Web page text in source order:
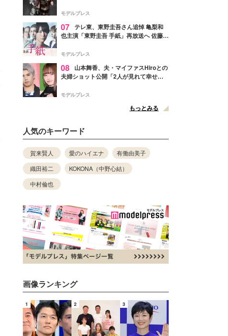
リリースへ
モデルプレス
07 テレ東、東野圭吾さん追悼 亀梨和
也主演「東野圭吾 手紙」再放送へ 佐藤隆
モデルプレス
08
山本舞香、夫・マイファスHiroとの
夫婦ショット公開「2人が見れて幸せ」
モデルプレス
もっとみる
人気のキーワード
賀来賢人 愛のハイエナ
有働由美子
織田裕二
KOKONA（中野心結）
中村倫也
画像ランキング
1 2 3